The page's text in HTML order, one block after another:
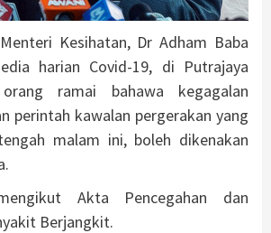
Kesihatan, Dr Adham Baba
harian Covid-19, di Putrajaya
ramai bahawa kegagalan
perintah kawalan pergerakan yang
malam ini, boleh dikenakan
Akta Pencegahan dan
Berjangkit.